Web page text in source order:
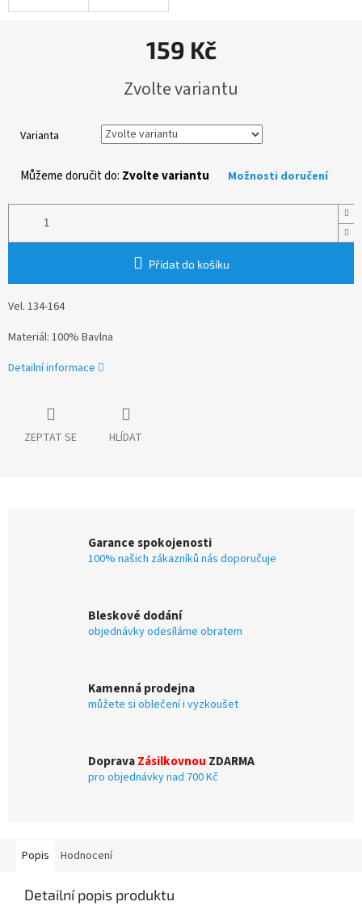
159 Kč
cena:
Zvolte variantu
Varianta
Můžeme doručit do: Zvolte variantu Možnosti doručení
Přidat do košíku
Vel. 134-164
Materiál: 100% Bavlna
Detailní informace
ZEPTAT SE HLÍDAT
Garance spokojenosti
100% našich zákazníků nás doporučuje
Bleskové dodání
objednávky odesíláme obratem
Kamenná prodejna
můžete si oblečení i vyzkoušet
DopravaZásilkovnou ZDARMA
pro objednávky nad 700 Kč
Popis Hodnocení
Detailní popis produktu